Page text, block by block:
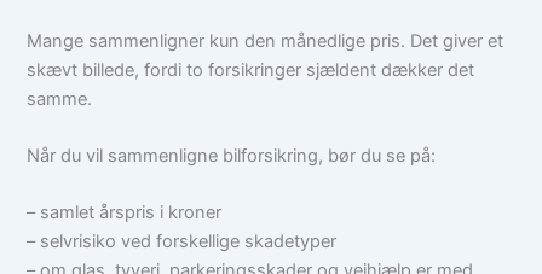
Mange sammenligner kun den månedlige pris. Det giver et
skævt billede, fordi to forsikringer sjældent dækker det
samme.
Når du vil sammenligne bilforsikring, bør du se på:
– samlet årspris i kroner
– selvrisiko ved forskellige skadetyper